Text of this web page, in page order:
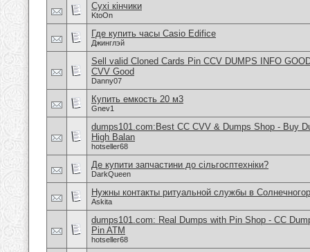
Сухі кінчики
KtoOn
Где купить часы Casio Edifice
Джинглэй
Sell valid Cloned Cards Pin CCV DUMPS INFO
CVV Good
Danny07
Купить емкость 20 м3
Gnev1
dumps101.com:Best CC CVV & Dumps Shop - Buy
High Balan
hotseller68
Де купити запчастини до сільгосптехніки?
DarkQueen
Нужны контакты ритуальной службы в
Askita
dumps101.com: Real Dumps with Pin Shop - CC
Pin ATM
hotseller68